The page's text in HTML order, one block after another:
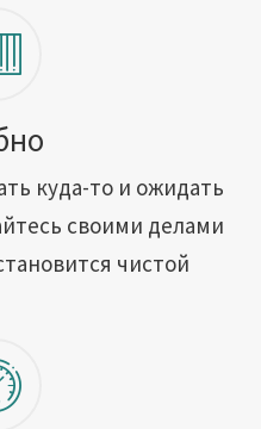
Вакансии
Адреса обслуживания
Контакты
куда-то и ожидать
своими делами
чистой